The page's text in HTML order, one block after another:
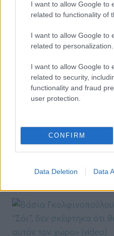
I want to allow Google to
related to functionality of
I want to allow Google to
related to personalization.
I want to allow Google to
related to security,
functionality and fraud
user protection.
CONFIRM
Data Deletion Data
MEDIA
ετοιμάζει μέσα